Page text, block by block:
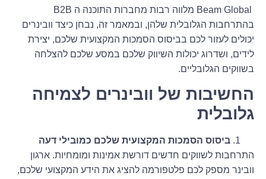
Beam Global מלווה רבות מחברות התוכנה ה B2B
בהתרחבות הגלובלית שלהן, ובמאמר זה, נבחן כיצד וובינרים
יכולים לעזור לכם בביסוס הסמכות המקצועית שלכם, יצירת
לידים, ושדרוג יכולות השיווק שלכם במסע שלכם להצלחה
בשווקים הגלובליים.
החשיבות של וובינרים לצמיחה
גלובלית
ביסוס הסמכות המקצועית שלכם כמובילי דעה
התרחבות לשווקים חדשים דורשת אמינות ומומחיות. ארגון
וובינר מספק לכם פלטפורמה להציג את הידע המקצועי שלכם,